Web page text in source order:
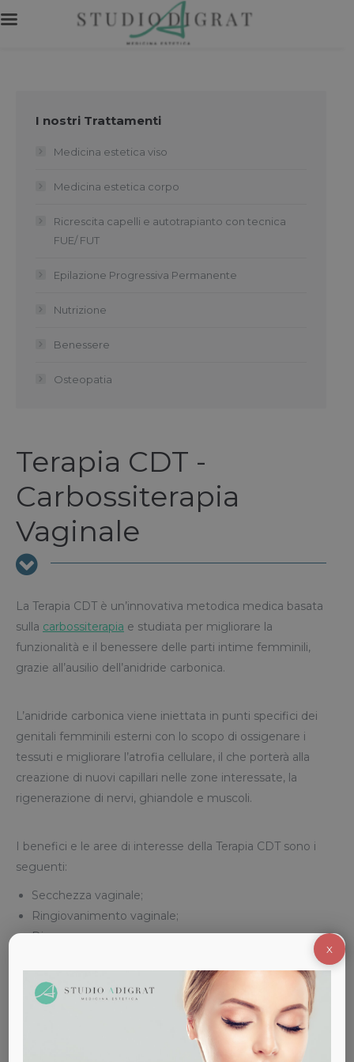
I nostri Trattamenti
Medicina estetica viso
Medicina estetica corpo
Ricrescita capelli e autotrapianto con tecnica
FUE/ FUT
Epilazione Progressiva Permanente
Nutrizione
Benessere
Osteopatia
Terapia CDT -
Carbossiterapia
Vaginale
La Terapia CDT è un’innovativa metodica medica basata
sulla carbossiterapia e studiata per migliorare la
funzionalità e il benessere delle parti intime femminili,
grazie all’ausilio dell’anidride carbonica.
L’anidride carbonica viene iniettata in punti specifici dei
genitali femminili esterni con lo scopo di ossigenare i
tessuti e migliorare l’atrofia cellulare, il che porterà alla
creazione di nuovi capillari nelle zone interessate, la
rigenerazione di nervi, ghiandole e muscoli.
I benefici e le aree di interesse della Terapia CDT sono i
seguenti:
Secchezza vaginale;
Ringiovanimento vaginale;
Dismenorrea;
Restituisce turgore e tono alla muscolature vaginale;
Atrofia vaginale;
Prurito, arrossamenti e dolore vaginale;
Migliora il microcircolo e la vascolarizzazione degli
X